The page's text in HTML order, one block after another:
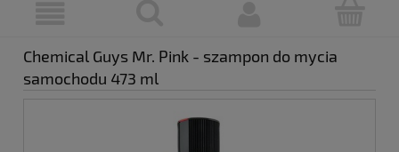
Chemical Guys Mr. Pink - szampon do mycia
samochodu 473 ml